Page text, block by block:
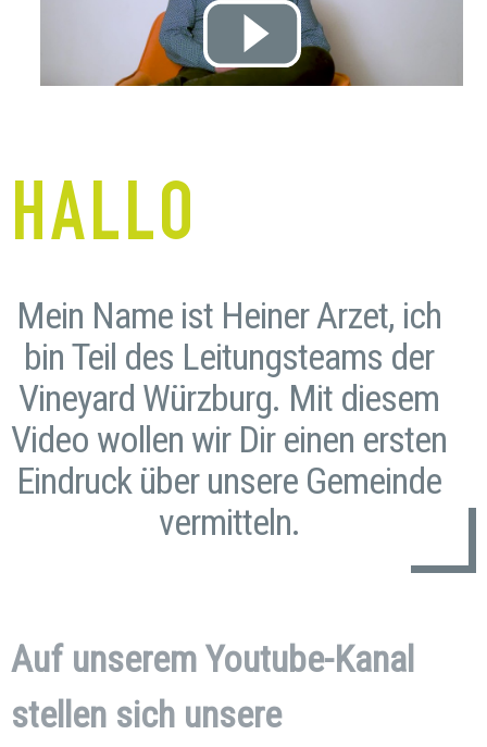
HALLO
Mein Name ist Heiner Arzet, ich
bin Teil des Leitungsteams der
Vineyard Würzburg. Mit diesem
Video wollen wir Dir einen ersten
Eindruck über unsere Gemeinde
vermitteln.
Auf unserem Youtube-Kanal
stellen sich unsere